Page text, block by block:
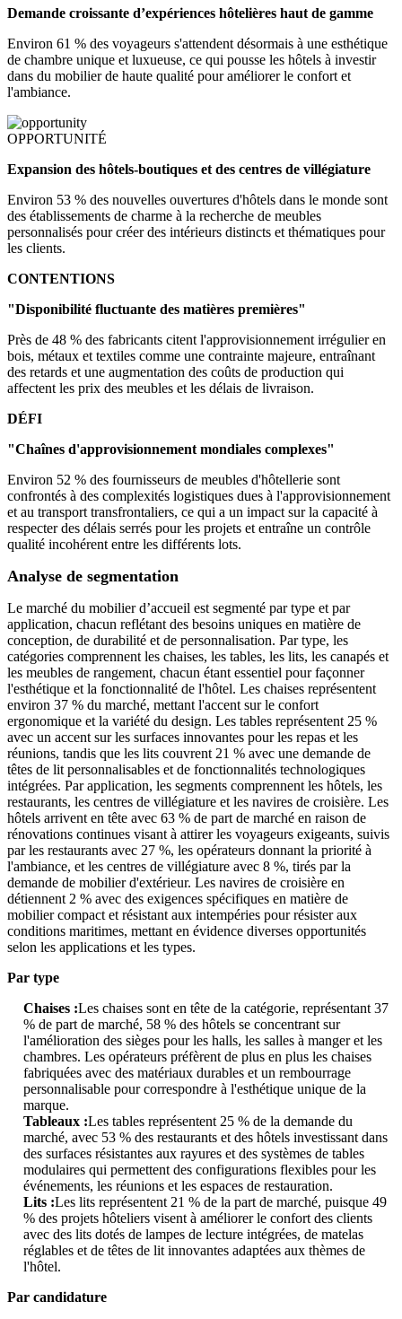
Demande croissante d’expériences hôtelières haut de gamme
Environ 61 % des voyageurs s'attendent désormais à une esthétique
de chambre unique et luxueuse, ce qui pousse les hôtels à investir
dans du mobilier de haute qualité pour améliorer le confort et
l'ambiance.
OPPORTUNITÉ
Expansion des hôtels-boutiques et des centres de villégiature
Environ 53 % des nouvelles ouvertures d'hôtels dans le monde sont
des établissements de charme à la recherche de meubles
personnalisés pour créer des intérieurs distincts et thématiques pour
les clients.
CONTENTIONS
"Disponibilité fluctuante des matières premières"
Près de 48 % des fabricants citent l'approvisionnement irrégulier en
bois, métaux et textiles comme une contrainte majeure, entraînant
des retards et une augmentation des coûts de production qui
affectent les prix des meubles et les délais de livraison.
DÉFI
"Chaînes d'approvisionnement mondiales complexes"
Environ 52 % des fournisseurs de meubles d'hôtellerie sont
confrontés à des complexités logistiques dues à l'approvisionnement
et au transport transfrontaliers, ce qui a un impact sur la capacité à
respecter des délais serrés pour les projets et entraîne un contrôle
qualité incohérent entre les différents lots.
Analyse de segmentation
Le marché du mobilier d’accueil est segmenté par type et par
application, chacun reflétant des besoins uniques en matière de
conception, de durabilité et de personnalisation. Par type, les
catégories comprennent les chaises, les tables, les lits, les canapés et
les meubles de rangement, chacun étant essentiel pour façonner
l'esthétique et la fonctionnalité de l'hôtel. Les chaises représentent
environ 37 % du marché, mettant l'accent sur le confort
ergonomique et la variété du design. Les tables représentent 25 %
avec un accent sur les surfaces innovantes pour les repas et les
réunions, tandis que les lits couvrent 21 % avec une demande de
têtes de lit personnalisables et de fonctionnalités technologiques
intégrées. Par application, les segments comprennent les hôtels, les
restaurants, les centres de villégiature et les navires de croisière. Les
hôtels arrivent en tête avec 63 % de part de marché en raison de
rénovations continues visant à attirer les voyageurs exigeants, suivis
par les restaurants avec 27 %, les opérateurs donnant la priorité à
l'ambiance, et les centres de villégiature avec 8 %, tirés par la
demande de mobilier d'extérieur. Les navires de croisière en
détiennent 2 % avec des exigences spécifiques en matière de
mobilier compact et résistant aux intempéries pour résister aux
conditions maritimes, mettant en évidence diverses opportunités
selon les applications et les types.
Par type
Chaises :Les chaises sont en tête de la catégorie, représentant 37
% de part de marché, 58 % des hôtels se concentrant sur
l'amélioration des sièges pour les halls, les salles à manger et les
chambres. Les opérateurs préfèrent de plus en plus les chaises
fabriquées avec des matériaux durables et un rembourrage
personnalisable pour correspondre à l'esthétique unique de la
marque.
Tableaux :Les tables représentent 25 % de la demande du
marché, avec 53 % des restaurants et des hôtels investissant dans
des surfaces résistantes aux rayures et des systèmes de tables
modulaires qui permettent des configurations flexibles pour les
événements, les réunions et les espaces de restauration.
Lits :Les lits représentent 21 % de la part de marché, puisque 49
% des projets hôteliers visent à améliorer le confort des clients
avec des lits dotés de lampes de lecture intégrées, de matelas
réglables et de têtes de lit innovantes adaptées aux thèmes de
l'hôtel.
Par candidature